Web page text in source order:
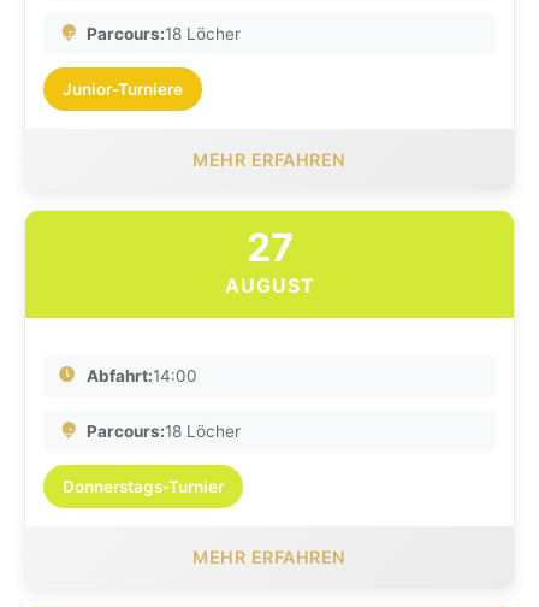
Parcours:18 Löcher
Junior-Turniere
MEHR ERFAHREN
27
AUGUST
Abfahrt:14:00
Parcours:18 Löcher
Donnerstags-Turnier
MEHR ERFAHREN